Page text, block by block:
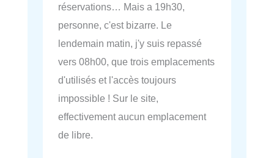
réservations… Mais a 19h30,
personne, c'est bizarre. Le
lendemain matin, j'y suis repassé
vers 08h00, que trois emplacements
d'utilisés et l'accès toujours
impossible ! Sur le site,
effectivement aucun emplacement
de libre.